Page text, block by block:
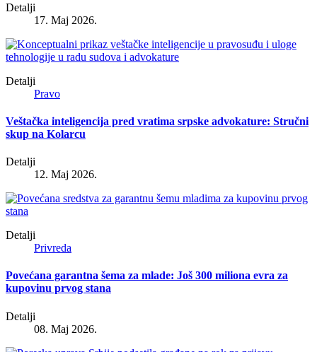
Detalji
17. Maj 2026.
Detalji
Pravo
Veštačka inteligencija pred vratima srpske advokature: Stručni
skup na Kolarcu
Detalji
12. Maj 2026.
Detalji
Privreda
Povećana garantna šema za mlade: Još 300 miliona evra za
kupovinu prvog stana
Detalji
08. Maj 2026.